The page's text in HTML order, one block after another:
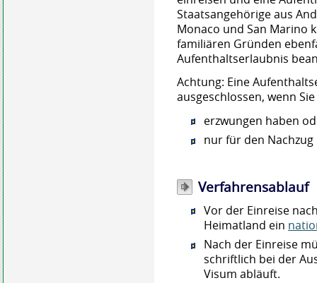
Staatsangehörige aus
Monaco und San Marino
familiären Gründen
Aufenthaltserlaubnis
Achtung: Eine
ausgeschlossen, wenn
erzwungen haben
nur für den
Verfahrensablauf
Vor der Einreise
Heimatland ein
Nach der Einreise
schriftlich bei der
Visum abläuft.